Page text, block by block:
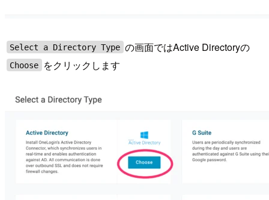
Select a Directory Type の画面ではActive Directoryの
Choose をクリックします